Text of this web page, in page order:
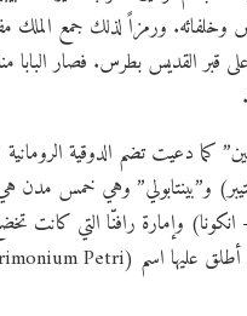
ورمزاً لذلك جمع الملك
قبر القديس بطرس. فصار
كما دعيت تضم الدوقية
و”بينتابولي” وهي خمس مدن
انكونا) وإمارة رافنّا التي كانت